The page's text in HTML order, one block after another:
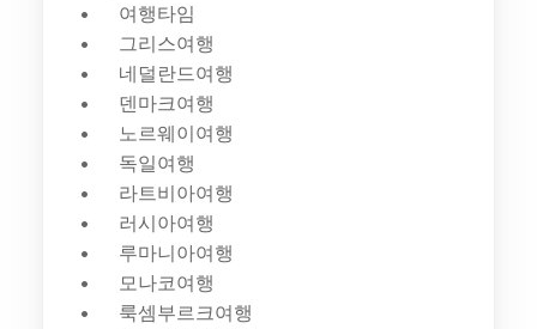
여행타임
그리스여행
네덜란드여행
덴마크여행
노르웨이여행
독일여행
라트비아여행
러시아여행
루마니아여행
모나코여행
룩셈부르크여행